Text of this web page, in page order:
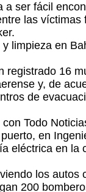
ser fácil
las víctimas
limpieza en
registrado 16
y, de
de
Todo
en
eléctrica en la
los autos
200